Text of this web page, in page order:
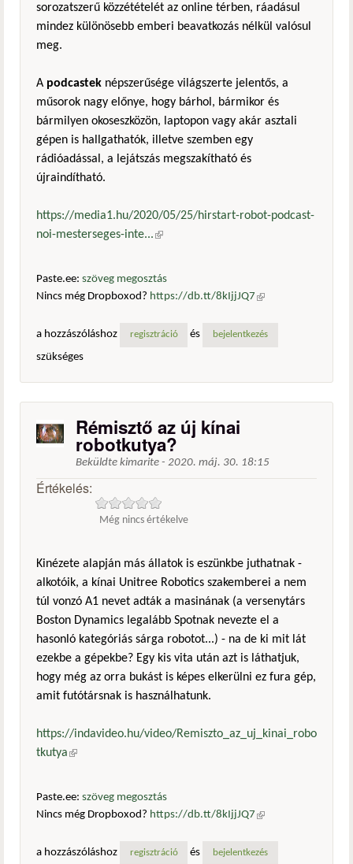
sorozatszerű közzétételét az online térben, ráadásul
mindez különösebb emberi beavatkozás nélkül valósul
meg.
A podcastek népszerűsége világszerte jelentős, a
műsorok nagy előnye, hogy bárhol, bármikor és
bármilyen okoseszközön, laptopon vagy akár asztali
gépen is hallgathatók, illetve szemben egy
rádióadással, a lejátszás megszakítható és
újraindítható.
https://media1.hu/2020/05/25/hirstart-robot-podcast-
noi-mesterseges-inte...(külső hivatkozás)
Paste.ee: szöveg megosztás
Nincs még Dropboxod? https://db.tt/8kIjjJQ7 (külső
a hozzászóláshoz
regisztráció és bejelentkezés
szükséges
Rémisztő az új kínai
robotkutya?
Beküldte kimarite - 2020. máj. 30. 18:15
Értékelés:
Még nincs értékelve
Kinézete alapján más állatok is eszünkbe juthatnak -
alkotóik, a kínai Unitree Robotics szakemberei a nem
túl vonzó A1 nevet adták a masinának (a versenytárs
Boston Dynamics legalább Spotnak nevezte el a
hasonló kategóriás sárga robotot...) - na de ki mit lát
ezekbe a gépekbe? Egy kis vita után azt is láthatjuk,
hogy még az orra bukást is képes elkerülni ez fura gép,
amit futótársnak is használhatunk.
https://indavideo.hu/video/Remiszto_az_uj_kinai_robo
tkutya(külső hivatkozás)
Paste.ee: szöveg megosztás
Nincs még Dropboxod? https://db.tt/8kIjjJQ7 (külső
a hozzászóláshoz
regisztráció és bejelentkezés